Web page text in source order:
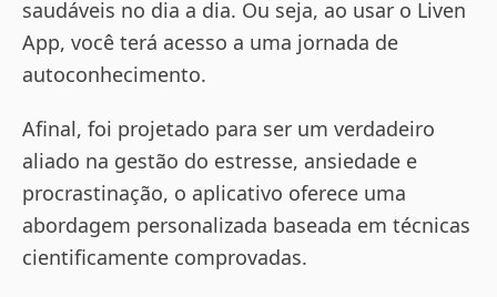
saudáveis no dia a dia. Ou seja, ao usar o Liven
App, você terá acesso a uma jornada de
autoconhecimento.
Afinal, foi projetado para ser um verdadeiro
aliado na gestão do estresse, ansiedade e
procrastinação, o aplicativo oferece uma
abordagem personalizada baseada em técnicas
cientificamente comprovadas.